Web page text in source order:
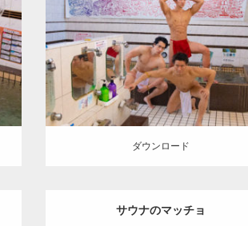
Category:筋肉銭湯2 その他 YOSHI
AKIHITO(細マッチョ) SOSUKE 肩 腹
川口 (埼玉)
ダウンロード
ダウンロード
サウナのマッチョ